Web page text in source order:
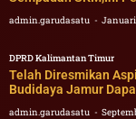
admin.garudasatu Januari
DPRD Kalimantan Timur
Telah Diresmikan
Budidaya Jamur
admin.garudasatu